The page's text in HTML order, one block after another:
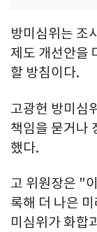
방미심위는 조
제도 개선안을
할 방침이다.
고광헌 방미심
책임을 묻거나
했다.
고 위원장은 "
록해 더 나은
미심위가 화합